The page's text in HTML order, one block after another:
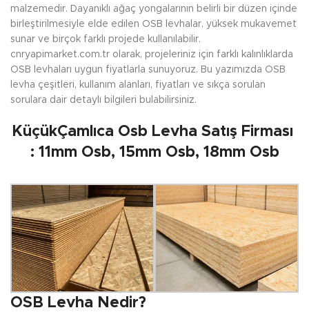
malzemedir. Dayanıklı ağaç yongalarının belirli bir düzen içinde
birleştirilmesiyle elde edilen OSB levhalar, yüksek mukavemet
sunar ve birçok farklı projede kullanılabilir.
cnryapimarket.com.tr olarak, projeleriniz için farklı kalınlıklarda
OSB levhaları uygun fiyatlarla sunuyoruz. Bu yazımızda OSB
levha çeşitleri, kullanım alanları, fiyatları ve sıkça sorulan
sorulara dair detaylı bilgileri bulabilirsiniz.
KüçükÇamlıca Osb Levha Satış Firması
: 11mm Osb, 15mm Osb, 18mm Osb
OSB Levha Nedir?